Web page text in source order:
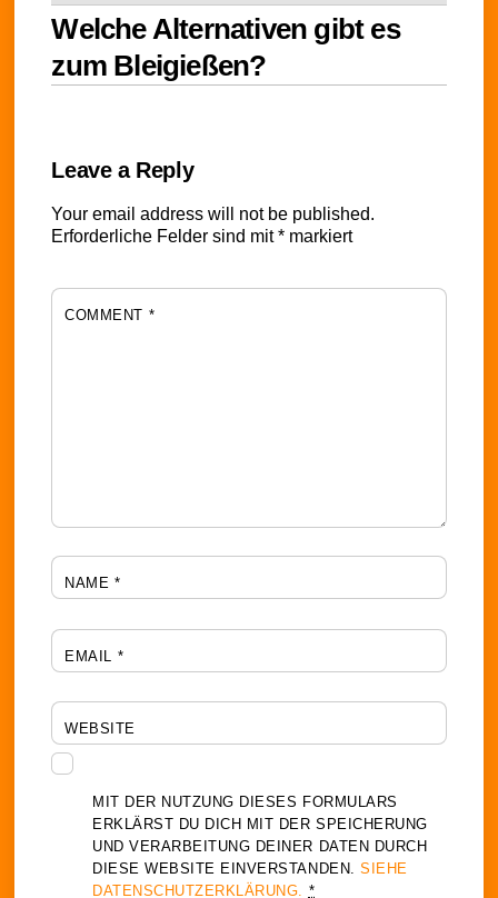
Welche Alternativen gibt es
zum Bleigießen?
Leave a Reply
Your email address will not be published.
Erforderliche Felder sind mit* markiert
COMMENT *
NAME *
EMAIL *
WEBSITE
MIT DER NUTZUNG DIESES FORMULARS
ERKLÄRST DU DICH MIT DER SPEICHERUNG
UND VERARBEITUNG DEINER DATEN DURCH
DIESE WEBSITE EINVERSTANDEN.SIEHE
DATENSCHUTZERKLÄRUNG.
*